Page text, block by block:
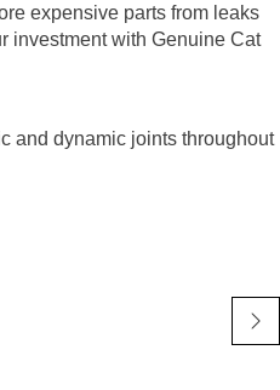
expensive parts from leaks
investment with Genuine Cat
and dynamic joints throughout